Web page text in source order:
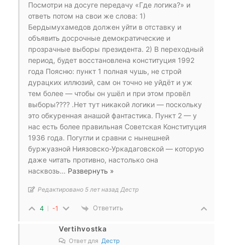
Посмотри на досуге передачу «Где логика?» и
ответь потом на свои же слова: 1)
Бердымухамедов должен уйти в отставку и
объявить досрочные демократические и
прозрачные выборы президента. 2) В переходный
период, будет восстановлена конституция 1992
года Поясню: пункт 1 полная чушь, не строй
дурацких иллюзий, сам он точно не уйдёт и уж
тем более — чтобы он ушёл и при этом провёл
выборы???? .Нет тут никакой логики — поскольку
это обкуренная анашой фантастика. Пункт 2 — у
нас есть более правильная Советская Конституция
1936 года. Погугли и сравни с нынешней
буржуазной Ниязовско-Уркадаговской — которую
даже читать противно, настолько она
насквозь… Развернуть »
Редактировано 5 лет назад Дестр
4 -1 Ответить
Vertihvostka
Ответ для Дестр